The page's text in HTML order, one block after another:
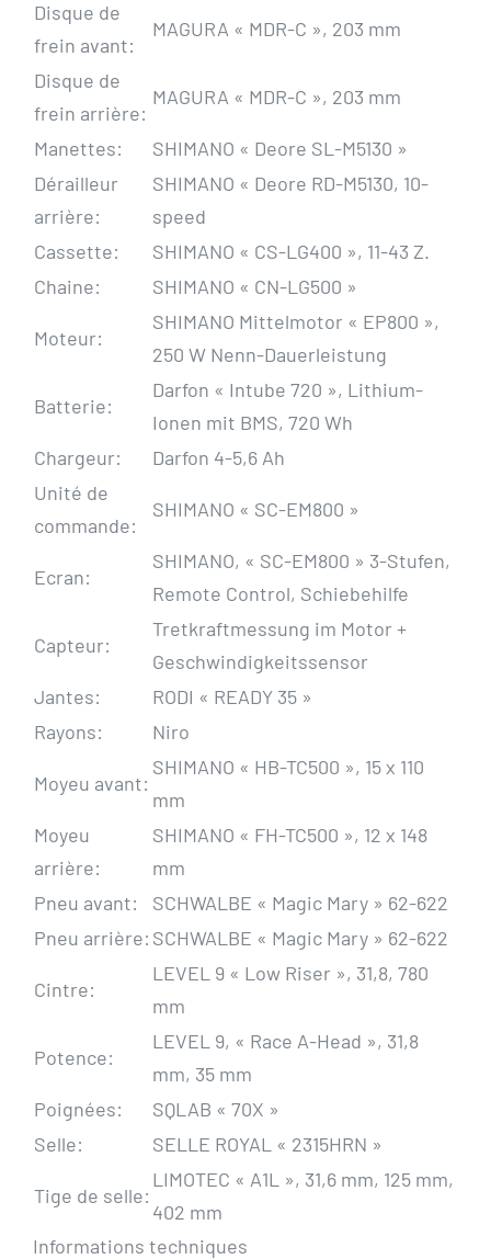
Disque de
frein avant:
MAGURA « MDR-C », 203 mm
Disque de
frein arrière:
MAGURA « MDR-C », 203 mm
Manettes:
SHIMANO « Deore SL-M5130 »
Dérailleur
arrière:
SHIMANO « Deore RD-M5130, 10-
speed
Cassette:
SHIMANO « CS-LG400 », 11-43 Z.
Chaine:
SHIMANO « CN-LG500 »
Moteur:
SHIMANO Mittelmotor « EP800 »,
250 W Nenn-Dauerleistung
Batterie:
Darfon « Intube 720 », Lithium-
Ionen mit BMS, 720 Wh
Chargeur:
Darfon 4-5,6 Ah
Unité de
commande:
SHIMANO « SC-EM800 »
Ecran:
SHIMANO, « SC-EM800 » 3-Stufen,
Remote Control, Schiebehilfe
Capteur:
Tretkraftmessung im Motor +
Geschwindigkeitssensor
Jantes:
RODI « READY 35 »
Rayons:
Niro
Moyeu avant:
SHIMANO « HB-TC500 », 15 x 110
mm
Moyeu
arrière:
SHIMANO « FH-TC500 », 12 x 148
mm
Pneu avant:
SCHWALBE « Magic Mary » 62-622
Pneu arrière: SCHWALBE « Magic Mary » 62-622
Cintre:
LEVEL 9 « Low Riser », 31,8, 780
mm
Potence:
LEVEL 9, « Race A-Head », 31,8
mm, 35 mm
Poignées:
SQLAB « 70X »
Selle:
SELLE ROYAL « 2315HRN »
Tige de selle:
LIMOTEC « A1L », 31,6 mm, 125 mm,
402 mm
Informations techniques